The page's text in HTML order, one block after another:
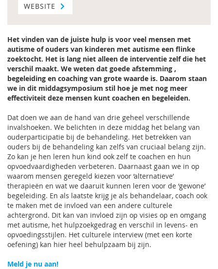
WEBSITE
Het vinden van de juiste hulp is voor veel mensen met
autisme of ouders van kinderen met autisme een flinke
zoektocht. Het is lang niet alleen de interventie zelf die het
verschil maakt. We weten dat goede afstemming ,
begeleiding en coaching van grote waarde is. Daarom staan
we in dit middagsymposium stil hoe je met nog meer
effectiviteit deze mensen kunt coachen en begeleiden.
Dat doen we aan de hand van drie geheel verschillende
invalshoeken. We belichten in deze middag het belang van
ouderparticipatie bij de behandeling. Het betrekken van
ouders bij de behandeling kan zelfs van cruciaal belang zijn.
Zo kan je hen leren hun kind ook zelf te coachen en hun
opvoedvaardigheden verbeteren. Daarnaast gaan we in op
waarom mensen geregeld kiezen voor ‘alternatieve’
therapieën en wat we daaruit kunnen leren voor de ‘gewone’
begeleiding. En als laatste krijg je als behandelaar, coach ook
te maken met de invloed van een andere culturele
achtergrond. Dit kan van invloed zijn op visies op en omgang
met autisme, het hulpzoekgedrag en verschil in levens- en
opvoedingsstijlen. Het culturele interview (met een korte
oefening) kan hier heel behulpzaam bij zijn.
Meld je nu aan!